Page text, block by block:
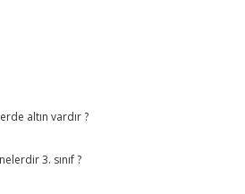
altın vardır ?
3. sınıf ?